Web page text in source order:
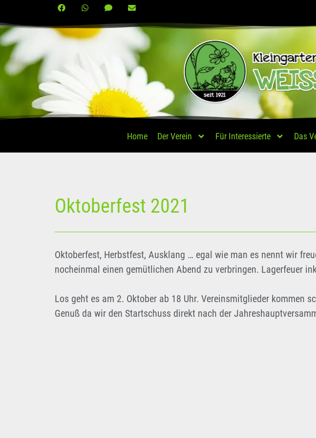
Home Der Verein Für Interessierte Das
Oktoberfest 2021
Oktoberfest, Herbstfest, Ausklang … egal wie man es nennt wir
nocheinmal einen gemütlichen Abend zu verbringen. Lagerfeuer
Los geht es am 2. Oktober ab 18 Uhr. Vereinsmitglieder kommen
Genuß da wir den Startschuss direkt nach der